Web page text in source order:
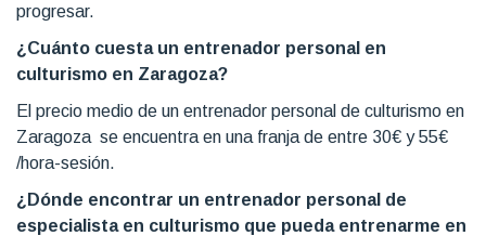
progresar.
¿Cuánto cuesta un entrenador personal en
culturismo en Zaragoza?
El precio medio de un entrenador personal de culturismo en
Zaragoza se encuentra en una franja de entre 30€ y 55€
/hora-sesión.
¿Dónde encontrar un entrenador personal de
especialista en culturismo que pueda entrenarme en